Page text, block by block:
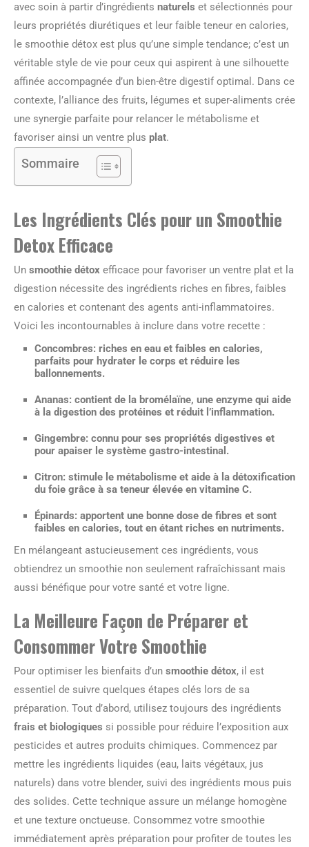
avec soin à partir d’ingrédients naturels et sélectionnés pour
leurs propriétés diurétiques et leur faible teneur en calories,
le smoothie détox est plus qu’une simple tendance; c’est un
véritable style de vie pour ceux qui aspirent à une silhouette
affinée accompagnée d’un bien-être digestif optimal. Dans ce
contexte, l’alliance des fruits, légumes et super-aliments crée
une synergie parfaite pour relancer le métabolisme et
favoriser ainsi un ventre plus plat.
Sommaire
Les Ingrédients Clés pour un Smoothie
Detox Efficace
Un smoothie détox efficace pour favoriser un ventre plat et la
digestion nécessite des ingrédients riches en fibres, faibles
en calories et contenant des agents anti-inflammatoires.
Voici les incontournables à inclure dans votre recette :
Concombres: riches en eau et faibles en calories,
parfaits pour hydrater le corps et réduire les
ballonnements.
Ananas: contient de la bromélaïne, une enzyme qui aide
à la digestion des protéines et réduit l’inflammation.
Gingembre: connu pour ses propriétés digestives et
pour apaiser le système gastro-intestinal.
Citron: stimule le métabolisme et aide à la détoxification
du foie grâce à sa teneur élevée en vitamine C.
Épinards: apportent une bonne dose de fibres et sont
faibles en calories, tout en étant riches en nutriments.
En mélangeant astucieusement ces ingrédients, vous
obtiendrez un smoothie non seulement rafraîchissant mais
aussi bénéfique pour votre santé et votre ligne.
La Meilleure Façon de Préparer et
Consommer Votre Smoothie
Pour optimiser les bienfaits d’un smoothie détox, il est
essentiel de suivre quelques étapes clés lors de sa
préparation. Tout d’abord, utilisez toujours des ingrédients
frais et biologiques si possible pour réduire l’exposition aux
pesticides et autres produits chimiques. Commencez par
mettre les ingrédients liquides (eau, laits végétaux, jus
naturels) dans votre blender, suivi des ingrédients mous puis
des solides. Cette technique assure un mélange homogène
et une texture onctueuse. Consommez votre smoothie
immédiatement après préparation pour profiter de toutes les